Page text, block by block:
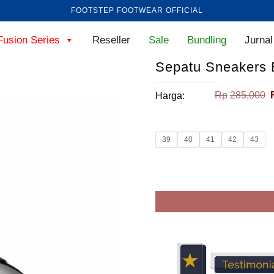
FOOTSTEP FOOTWEAR OFFICIAL
Series Reseller Sale Bundling Jurnal
Sepatu Sneakers
Harga: Rp 285,000
39 40 41 42 43